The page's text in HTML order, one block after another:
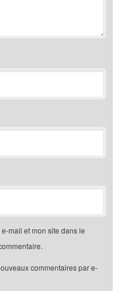
mail et mon site dans le
commentaires par e-